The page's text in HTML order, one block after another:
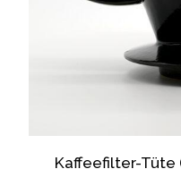
Kaffeefilter-Tüte